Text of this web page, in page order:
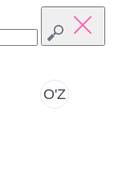
O'Z